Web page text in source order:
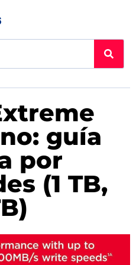
guía
por
(1 TB,